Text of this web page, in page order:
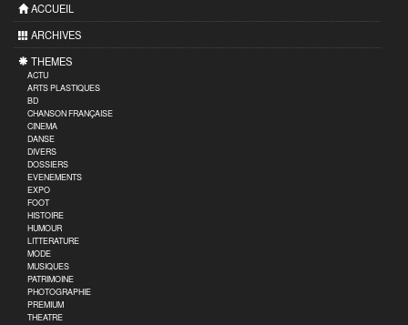
ACCUEIL
ARCHIVES
THEMES
ACTU
ARTS PLASTIQUES
BD
CHANSON FRANÇAISE
CINEMA
DANSE
DIVERS
DOSSIERS
EVENEMENTS
EXPO
FOOT
HISTOIRE
HUMOUR
LITTERATURE
MODE
MUSIQUES
PATRIMOINE
PHOTOGRAPHIE
PREMIUM
THEATRE